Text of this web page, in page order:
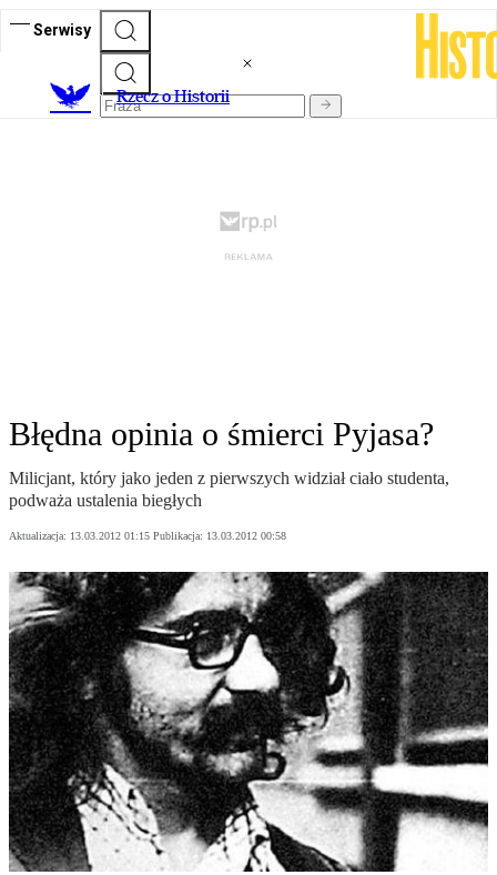
Serwisy
Rzecz o Historii
Błędna opinia o śmierci Pyjasa?
Milicjant, który jako jeden z pierwszych widział ciało studenta,
podważa ustalenia biegłych
Aktualizacja: 13.03.2012 01:15 Publikacja: 13.03.2012 00:58